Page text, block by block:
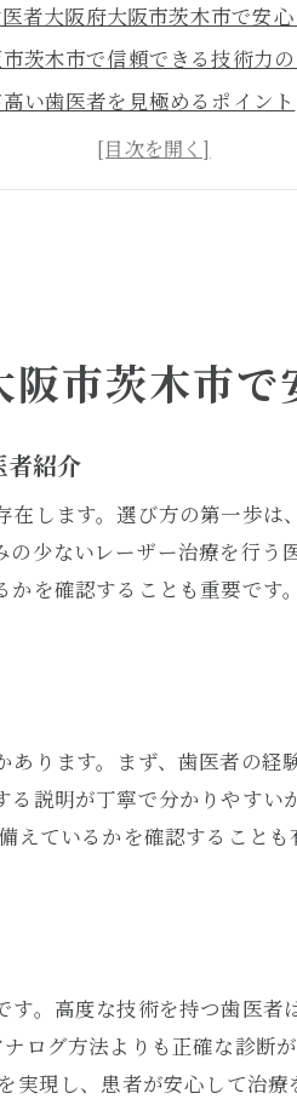
者大阪府大阪市茨木市で安
茨木市で信頼できる技術力
い歯医者を見極めるポイント
技術がもたらす安心感とは
高めるための歯医者選び
した歯医者選びのポイント
力を判断するためのチェック
技術革新が患者にもたらす
で最先端の歯科治療を受け
者大阪市茨木市でサービスが光
ミュニケーション能力と技術
映するクリニックの特徴
できる治療環境の重要性
ける安心感を高める要素
市茨木市で
者紹介
します。選び方の第一歩
少ないレーザー治療を行
を確認することも重要で
ります。まず、歯医者の
説明が丁寧で分かりやす
ているかを確認すること
。高度な技術を持つ歯医
ログ方法よりも正確な診断
現し、患者が安心して治